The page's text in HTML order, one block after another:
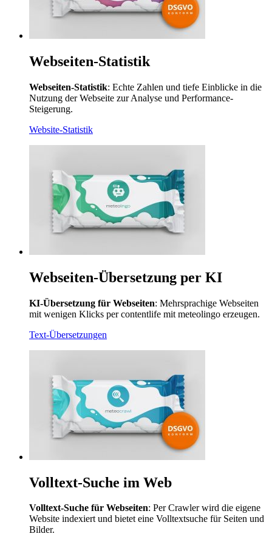
Webseiten-Statistik
Webseiten-Statistik: Echte Zahlen und tiefe Einblicke in die
Nutzung der Webseite zur Analyse und Performance-
Steigerung.
Website-Statistik
Webseiten-Übersetzung per KI
KI-Übersetzung für Webseiten: Mehrsprachige Webseiten
mit wenigen Klicks per contentlife mit meteolingo erzeugen.
Text-Übersetzungen
Volltext-Suche im Web
Volltext-Suche für Webseiten: Per Crawler wird die eigene
Website indexiert und bietet eine Volltextsuche für Seiten und
Bilder.